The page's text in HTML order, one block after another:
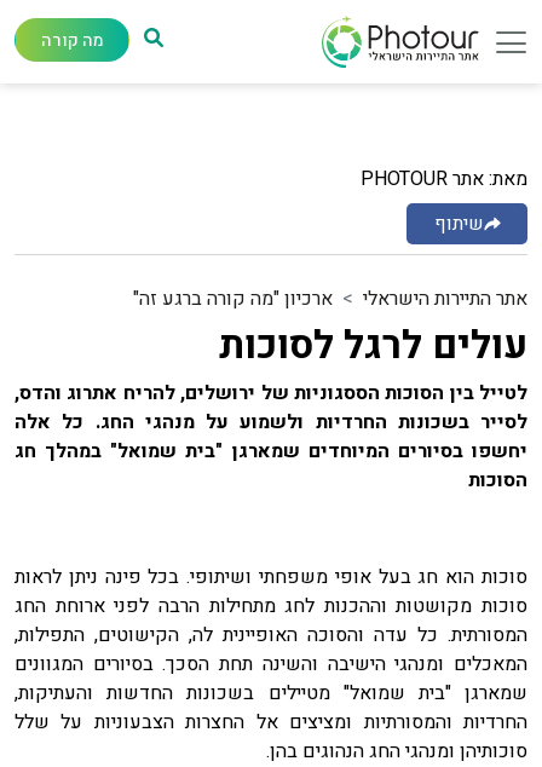
מה קורה
מאת: אתר PHOTOUR
שיתוף
אתר התיירות הישראלי ארכיון "מה קורה ברגע זה"
עולים לרגל לסוכות
לטייל בין הסוכות הססגוניות של ירושלים, להריח אתרוג והדס,
לסייר בשכונות החרדיות ולשמוע על מנהגי החג. כל אלה
יחשפו בסיורים המיוחדים שמארגן "בית שמואל" במהלך חג
הסוכות
סוכות הוא חג בעל אופי משפחתי ושיתופי. בכל פינה ניתן לראות
סוכות מקושטות וההכנות לחג מתחילות הרבה לפני ארוחת החג
המסורתית. כל עדה והסוכה האופיינית לה, הקישוטים, התפילות,
המאכלים ומנהגי הישיבה והשינה תחת הסכך. בסיורים המגוונים
שמארגן "בית שמואל" מטיילים בשכונות החדשות והעתיקות,
החרדיות והמסורתיות ומציצים אל החצרות הצבעוניות על שלל
סוכותיהן ומנהגי החג הנהוגים בהן.